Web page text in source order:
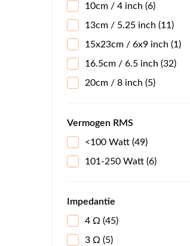
German Maestro - Epic
German Maestro - M-Line
10cm / 4 inch (6)
13cm / 5.25 inch (11)
15x23cm / 6x9 inch (1)
16.5cm / 6.5 inch (32)
20cm / 8 inch (5)
Vermogen RMS
<100 Watt (49)
101-250 Watt (6)
Impedantie
4 Ω (45)
3 Ω (5)